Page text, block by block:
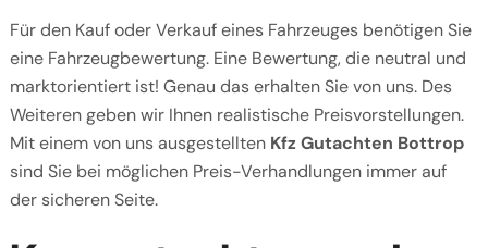
Für den Kauf oder Verkauf eines Fahrzeuges benötigen Sie
eine Fahrzeugbewertung. Eine Bewertung, die neutral und
marktorientiert ist! Genau das erhalten Sie von uns. Des
Weiteren geben wir Ihnen realistische Preisvorstellungen.
Mit einem von uns ausgestellten Kfz Gutachten Bottrop
sind Sie bei möglichen Preis-Verhandlungen immer auf
der sicheren Seite.